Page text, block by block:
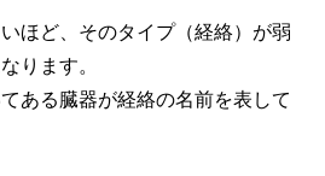
ほど、そのタイプ（経絡）が弱
ります。
ある臓器が経絡の名前を表して